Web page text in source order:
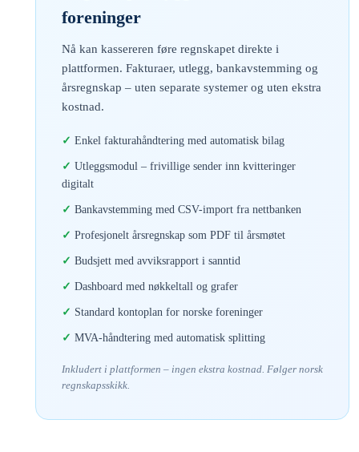
foreninger
Nå kan kassereren føre regnskapet direkte i
plattformen. Fakturaer, utlegg, bankavstemming og
årsregnskap – uten separate systemer og uten ekstra
kostnad.
Enkel fakturahåndtering med automatisk bilag
Utleggsmodul – frivillige sender inn kvitteringer
digitalt
Bankavstemming med CSV-import fra nettbanken
Profesjonelt årsregnskap som PDF til årsmøtet
Budsjett med avviksrapport i sanntid
Dashboard med nøkkeltall og grafer
Standard kontoplan for norske foreninger
MVA-håndtering med automatisk splitting
Inkludert i plattformen – ingen ekstra kostnad. Følger norsk
regnskapsskikk.